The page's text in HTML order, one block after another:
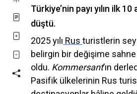
Türkiye’nin payı yılın ilk
düştü.
2025 yılı Rus turistlerin
belirgin bir değişime sahne
oldu. Kommersant’ın
Pasifik ülkelerinin Rus